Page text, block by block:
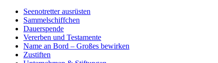
Seenotretter ausrüsten
Sammelschiffchen
Dauerspende
Vererben und Testamente
Name an Bord – Großes bewirken
Zustiften